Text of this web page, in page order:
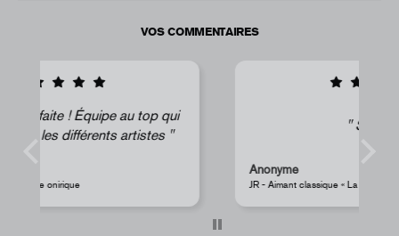
VOS COMMENTAIRES
Super !
JR - Aimant classique « La Caverne du Pont-Neuf »